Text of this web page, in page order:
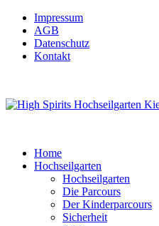
Impressum
AGB
Datenschutz
Kontakt
Home
Hochseilgarten
Hochseilgarten
Die Parcours
Der Kinderparcours
Sicherheit